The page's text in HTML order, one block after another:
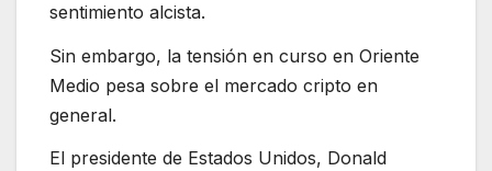
sentimiento alcista.
Sin embargo, la tensión en curso en Oriente
Medio pesa sobre el mercado cripto en
general.
El presidente de Estados Unidos, Donald